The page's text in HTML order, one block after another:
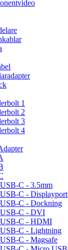
1
2
3
4
USB-C - 3.5mm
USB-C - Displayport
USB-C - Dockning
USB-C - DVI
USB-C - HDMI
USB-C - Lightning
USB-C - Magsafe